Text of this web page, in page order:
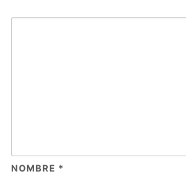
NOMBRE *